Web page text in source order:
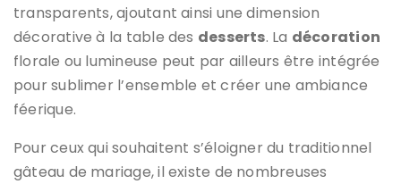
transparents, ajoutant ainsi une dimension
décorative à la table des desserts. La décoration
florale ou lumineuse peut par ailleurs être intégrée
pour sublimer l’ensemble et créer une ambiance
féerique.
Pour ceux qui souhaitent s’éloigner du traditionnel
gâteau de mariage, il existe de nombreuses